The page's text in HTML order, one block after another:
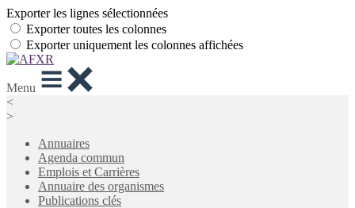
Exporter les lignes sélectionnées
Exporter toutes les colonnes
Exporter uniquement les colonnes affichées
Menu
<
>
Annuaires
Agenda commun
Emplois et Carrières
Annuaire des organismes
Publications clés